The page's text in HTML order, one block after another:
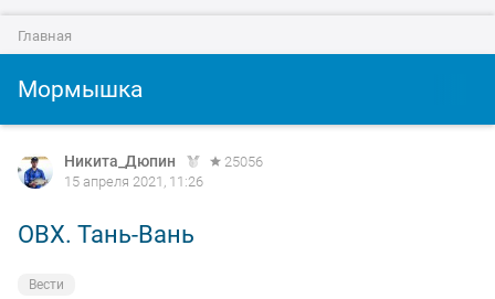
Главная
Мормышка
Никита_Дюпин
25056
15 апреля 2021, 11:26
ОВХ. Тань-Вань
Вести